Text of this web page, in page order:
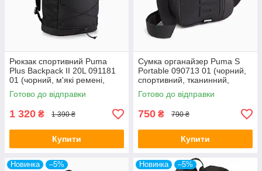
Рюкзак спортивний Puma
Plus Backpack II 20L 091181
01 (чорний, м'які ремені,
об'єм 20 літрів, бренд пума)
Готово до відправки
1 320 ₴ 1 390 ₴
Купити
Сумка органайзер Puma S
Portable 090713 01 (чорний,
спортивний, тканинний,
поліестер, логотип пума)
Готово до відправки
750 ₴ 790 ₴
Купити
Новинка –5% Новинка –5%